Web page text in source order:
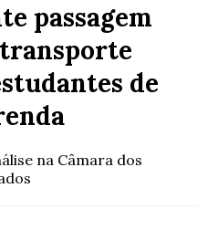
passagem
de
na Câmara dos